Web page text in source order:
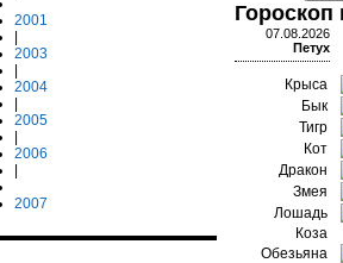
2001
2003
2004
2005
2006
2007
Гороскоп
07.08.2026
Петух
Крыса
Бык
Тигр
Кот
Дракон
Змея
Лошадь
Коза
Обезьяна